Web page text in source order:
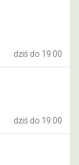
dziś do 19:00
dziś do 19:00